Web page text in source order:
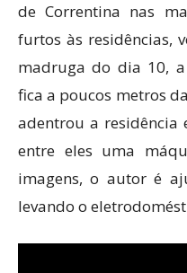
de Correntina nas
furtos às residências,
madruga do dia 10,
fica a poucos metros
adentrou a residência
entre eles uma
imagens, o autor é
levando o